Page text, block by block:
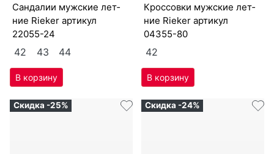
сан­да­лии мужс­кие лет­
ние Ri­eker артикул
22055-24
42 43 44
крос­совки мужс­кие лет­
ние Ri­eker артикул
04355-80
42
Скидка -25% Скидка -24%